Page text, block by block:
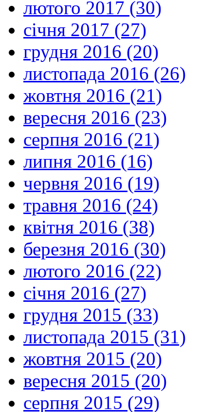
лютого 2017 (30)
січня 2017 (27)
грудня 2016 (20)
листопада 2016 (26)
жовтня 2016 (21)
вересня 2016 (23)
серпня 2016 (21)
липня 2016 (16)
червня 2016 (19)
травня 2016 (24)
квітня 2016 (38)
березня 2016 (30)
лютого 2016 (22)
січня 2016 (27)
грудня 2015 (33)
листопада 2015 (31)
жовтня 2015 (20)
вересня 2015 (20)
серпня 2015 (29)